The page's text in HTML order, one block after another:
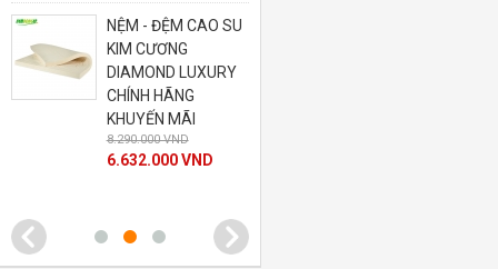
NỆM - ĐỆM CAO SU
KIM CƯƠNG
DIAMOND LUXURY
CHÍNH HÃNG
KHUYẾN MÃI
8.290.000 VND
6.632.000 VND